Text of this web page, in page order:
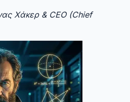
Χάκερ & CEO (Chief